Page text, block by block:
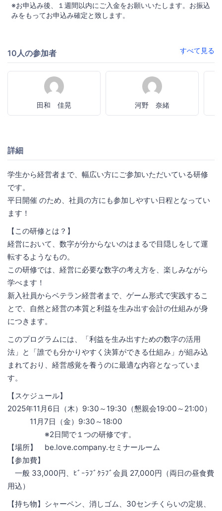
※お申込み後、１週間以内にご入金をお願いいたします。お振込
みをもってお申込み確定と致します。
10人の参加者 すべて見る
田和 佳晃 河野 奈緒
詳細
学生から経営者まで、幅広い方にご参加いただいている研修
です。
平日開催 のため、社員の方にも参加しやすい日程となってい
ます！
【この研修とは？】
経営において、数字が分からないのはまるで目隠しをして運
転するようなもの。
この研修では、経営に必要な数字の考え方を、楽しみながら
学べます！
新入社員からベテラン経営者まで、ゲーム形式で実践するこ
とで、自然と経営の本質と利益を生み出す会計の仕組みが身
につきます。
このプログラムには、「利益を生み出すための数字の活用
法」と「誰でも分かりやすく決算ができる仕組み」が組み込
まれており、経営感覚を養うのに最適な内容となっていま
す。
【スケジュール】
2025年11月6日（木）9:30～19:30（懇親会19:00～21:00）
11月7日（金）9:30～18:00
※2日間で１つの研修です。
【場所】 be.love.company.セミナールーム
【参加費】
一般 33,000円、ﾋﾞｰﾗﾌﾞｸﾗﾌﾞ会員 27,000円（両日の昼食費
用込）
【持ち物】シャーペン、消しゴム、30センチくらいの定規、